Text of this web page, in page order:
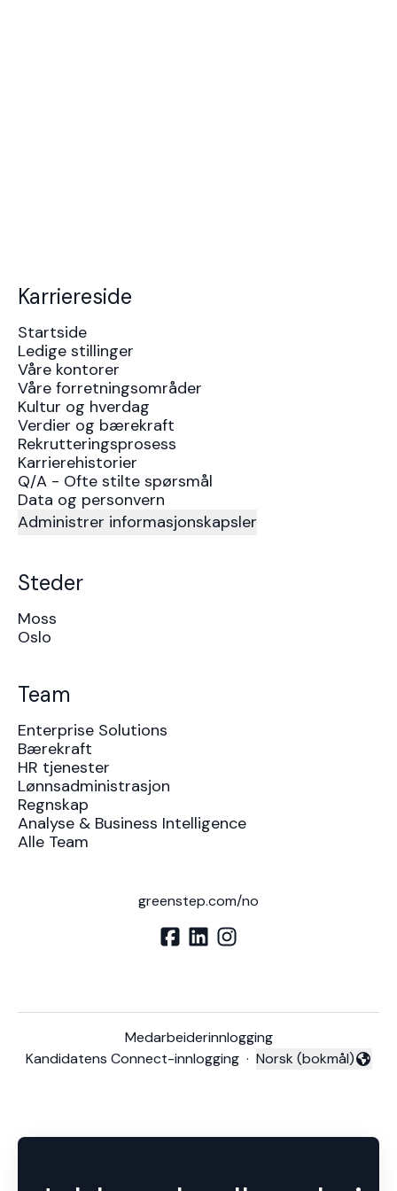
Karriereside
Startside
Ledige stillinger
Våre kontorer
Våre forretningsområder
Kultur og hverdag
Verdier og bærekraft
Rekrutteringsprosess
Karrierehistorier
Q/A - Ofte stilte spørsmål
Data og personvern
Administrer informasjonskapsler
Steder
Moss
Oslo
Team
Enterprise Solutions
Bærekraft
HR tjenester
Lønnsadministrasjon
Regnskap
Analyse & Business Intelligence
Alle Team
greenstep.com/no
Medarbeiderinnlogging
Kandidatens Connect-innlogging · Endre språk
Norsk (bokmål)